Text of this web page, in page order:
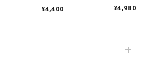
なデザインをプリン
¥4,400
クプリント 3枚セット
¥4,980